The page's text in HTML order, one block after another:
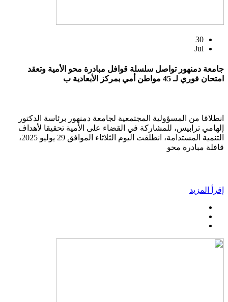
30
Jul
جامعة دمنهور تواصل سلسلة قوافل مبادرة محو الأمية وتعقد
امتحان فوري لـ 45 مواطن أمي بمركز الأبعادية ب
انطلاقا من المسؤولية المجتمعية لجامعة دمنهور برئاسة الدكتور
إلهامي ترابيس، للمشاركة في القضاء على الأمية تحقيقا لأهداف
التنمية المستدامة، انطلقت اليوم الثلاثاء الموافق 29 يوليو 2025،
قافلة مبادرة محو
إقرأ المزيد